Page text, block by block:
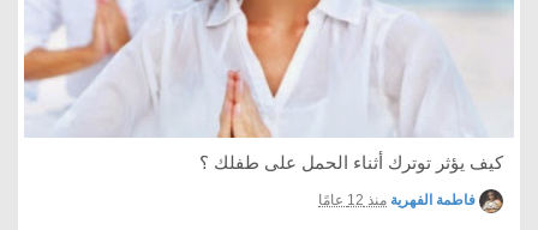
كيف يؤثر توترك أثناء الحمل على طفلك ؟
فاطمة الفهرية منذ 12 عامًا